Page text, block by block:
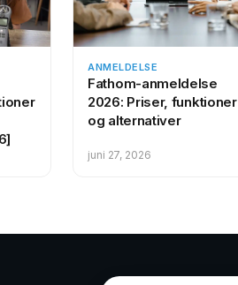
ANMELDELSE
Fathom-anmeldelse
2026: Priser, funktioner
og alternativer
juni 27, 2026